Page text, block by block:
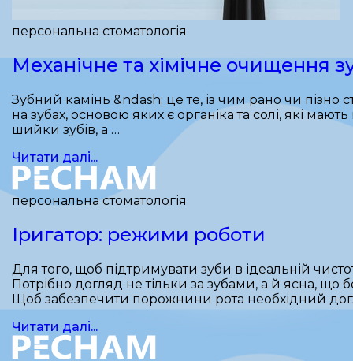
персональна стоматологія
Механічне та хімічне очищення
Зубний камінь &ndash; це те, із чим рано чи
на зубах, основою яких є органіка та солі, які
шийки зубів, а …
Читати далі...
персональна стоматологія
Іригатор: режими роботи
Для того, щоб підтримувати зуби в ідеальній
Потрібно догляд не тільки за зубами, а й ясна, що
Щоб забезпечити порожнини рота необхідний
Читати далі...